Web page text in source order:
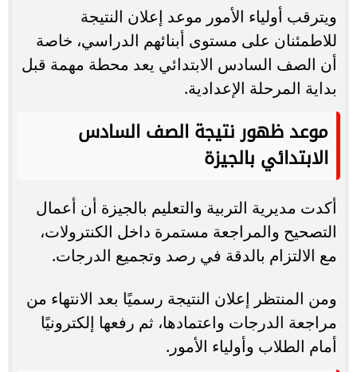
ويترقب أولياء الأمور موعد إعلان النتيجة
للاطمئنان على مستوى أبنائهم الدراسي، خاصة
أن الصف السادس الابتدائي يعد محطة مهمة قبل
بداية المرحلة الإعدادية.
موعد ظهور نتيجة الصف السادس
الابتدائي بالجيزة
أكدت مديرية التربية والتعليم بالجيزة أن أعمال
التصحيح والمراجعة مستمرة داخل الكنترولات،
مع الالتزام بالدقة في رصد وتجميع الدرجات.
ومن المنتظر إعلان النتيجة رسميًا بعد الانتهاء من
مراجعة الدرجات واعتمادها، ثم رفعها إلكترونيًا
أمام الطلاب وأولياء الأمور.